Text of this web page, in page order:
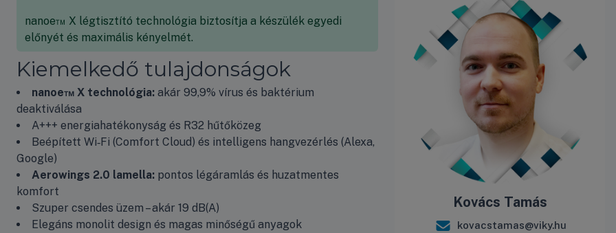
Kovács Tamás
kovacstamas@viky.hu
nanoe™ X légtisztító technológia biztosítja a készülék egyedi
előnyét és maximális kényelmét.
Kiemelkedő tulajdonságok
nanoe™ X technológia: akár 99,9% vírus és baktérium
deaktiválása
A+++ energiahatékonyság és R32 hűtőközeg
Beépített Wi‑Fi (Comfort Cloud) és intelligens hangvezérlés (Alexa,
Google)
Aerowings 2.0 lamella: pontos légáramlás és huzatmentes
komfort
Szuper csendes üzem – akár 19 dB(A)
Elegáns monolit design és magas minőségű anyagok